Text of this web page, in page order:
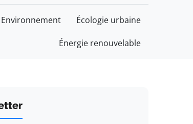
Environnement Écologie urbaine
Énergie renouvelable